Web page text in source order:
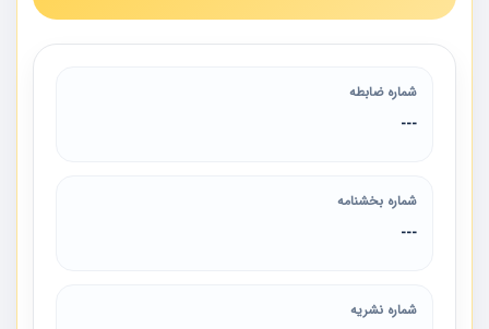
شماره ضابطه
---
شماره بخشنامه
---
شماره نشریه